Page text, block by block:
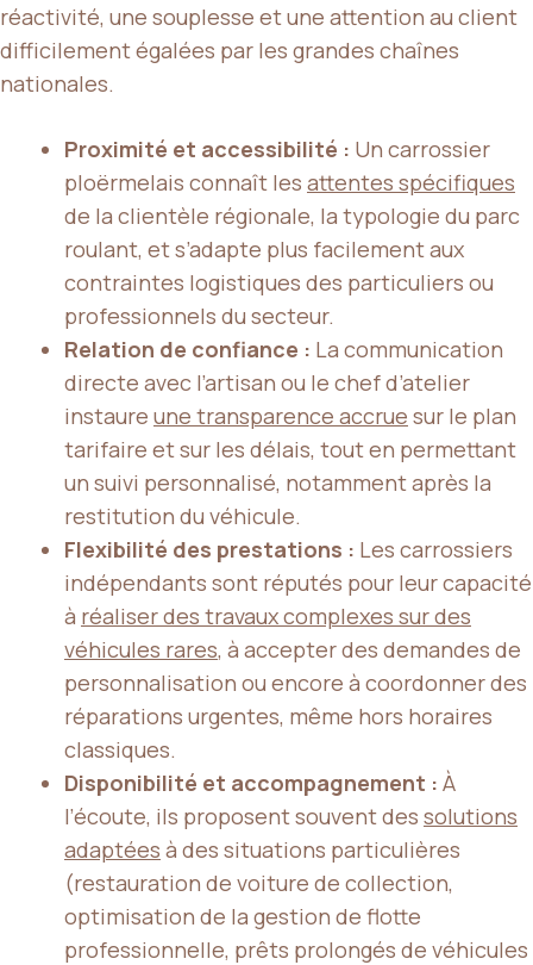
réactivité, une souplesse et une attention au client
difficilement égalées par les grandes chaînes
nationales.
Proximité et accessibilité : Un carrossier
ploërmelais connaît les attentes spécifiques
de la clientèle régionale, la typologie du parc
roulant, et s’adapte plus facilement aux
contraintes logistiques des particuliers ou
professionnels du secteur.
Relation de confiance : La communication
directe avec l’artisan ou le chef d’atelier
instaure une transparence accrue sur le plan
tarifaire et sur les délais, tout en permettant
un suivi personnalisé, notamment après la
restitution du véhicule.
Flexibilité des prestations : Les carrossiers
indépendants sont réputés pour leur capacité
à réaliser des travaux complexes sur des
véhicules rares, à accepter des demandes de
personnalisation ou encore à coordonner des
réparations urgentes, même hors horaires
classiques.
Disponibilité et accompagnement : À
l’écoute, ils proposent souvent des solutions
adaptées à des situations particulières
(restauration de voiture de collection,
optimisation de la gestion de flotte
professionnelle, prêts prolongés de véhicules